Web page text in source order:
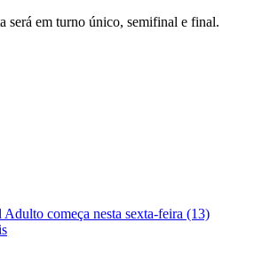
será em turno único, semifinal e final.
Adulto começa nesta sexta-feira (13)